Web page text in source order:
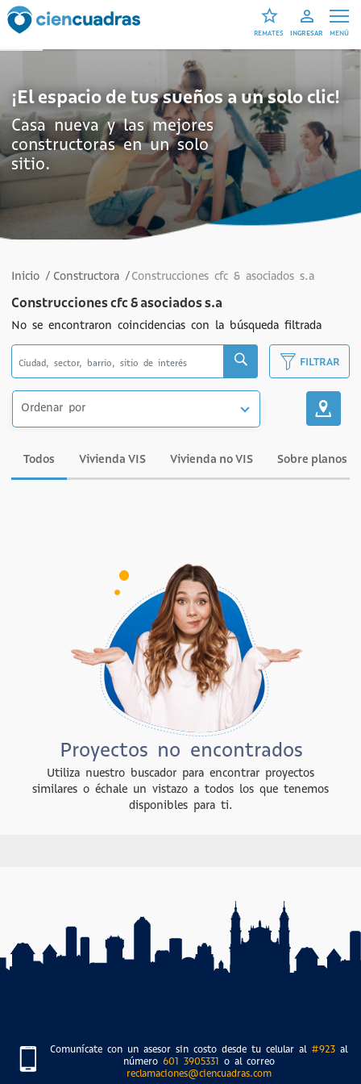
star_outline
REMATES INGRESAR MENÚ
¡El espacio de tus sueños a un solo clic!
Casa nueva y las mejores
constructoras en un solo
sitio.
Inicio / Constructora / Construcciones cfc & asociados s.a
Construcciones cfc & asociados s.a
No se encontraron coincidencias con la búsqueda filtrada
FILTRAR
Ordenar por
Todos Vivienda VIS Vivienda no VIS Sobre planos
Proyectos no encontrados
Utiliza nuestro buscador para encontrar proyectos
similares o échale un vistazo a todos los que tenemos
disponibles para ti.
Comunícate con un asesor sin costo desde tu celular al #923 al
número 601 3905331 o al correo
reclamaciones@ciencuadras.com